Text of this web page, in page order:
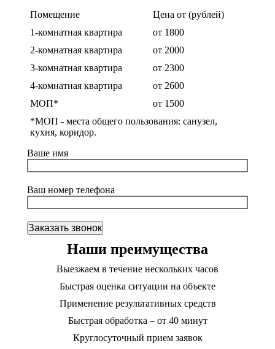
Помещение
Цена от (рублей)
1-комнатная квартира
от 1800
2-комнатная квартира
от 2000
3-комнатная квартира
от 2300
4-комнатная квартира
от 2600
МОП*
от 1500
*МОП - места общего пользования: санузел,
кухня, коридор.
Ваше имя
Ваш номер телефона
Наши преимущества
Выезжаем в течение нескольких часов
Быстрая оценка ситуации на объекте
Применение результативных средств
Быстрая обработка – от 40 минут
Круглосуточный прием заявок